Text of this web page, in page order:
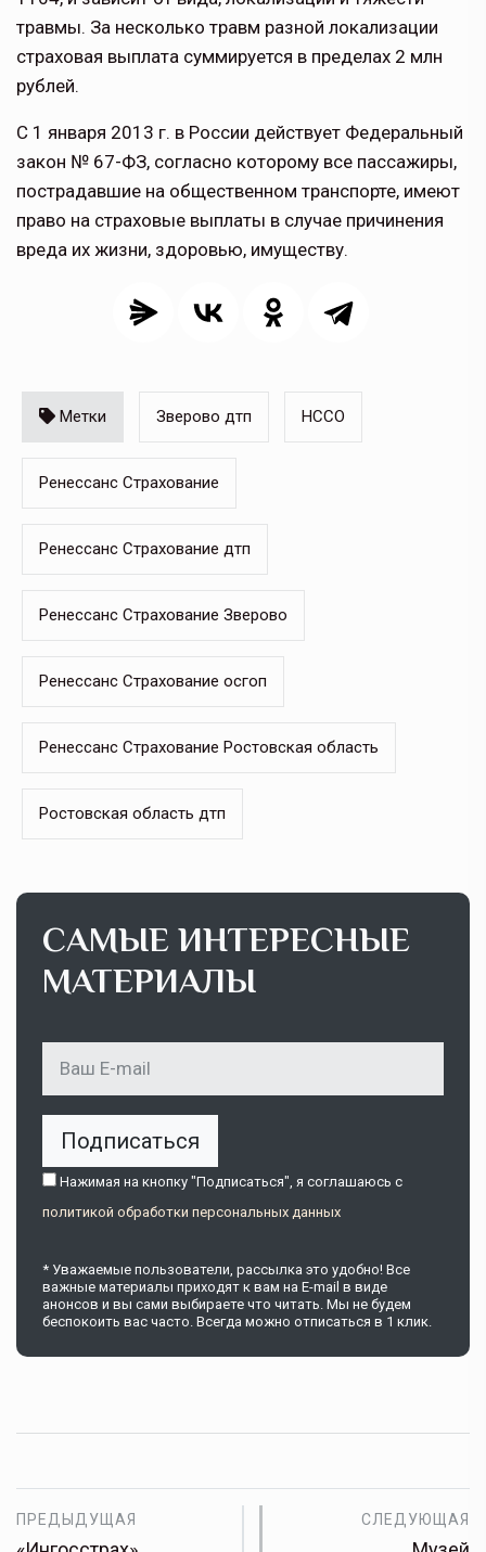
травмы. За несколько травм разной локализации
страховая выплата суммируется в пределах 2 млн
рублей.
С 1 января 2013 г. в России действует Федеральный
закон № 67-ФЗ, согласно которому все пассажиры,
пострадавшие на общественном транспорте, имеют
право на страховые выплаты в случае причинения
вреда их жизни, здоровью, имуществу.
Метки Зверово дтп НССО
Ренессанс Страхование
Ренессанс Страхование дтп
Ренессанс Страхование Зверово
Ренессанс Страхование осгоп
Ренессанс Страхование Ростовская область
Ростовская область дтп
САМЫЕ ИНТЕРЕСНЫЕ
МАТЕРИАЛЫ
Подписаться
Нажимая на кнопку "Подписаться", я соглашаюсь c
политикой обработки персональных данных
* Уважаемые пользователи, рассылка это удобно! Все
важные материалы приходят к вам на E-mail в виде
анонсов и вы сами выбираете что читать. Мы не будем
беспокоить вас часто. Всегда можно отписаться в 1 клик.
ПРЕДЫДУЩАЯ СЛЕДУЮЩАЯ